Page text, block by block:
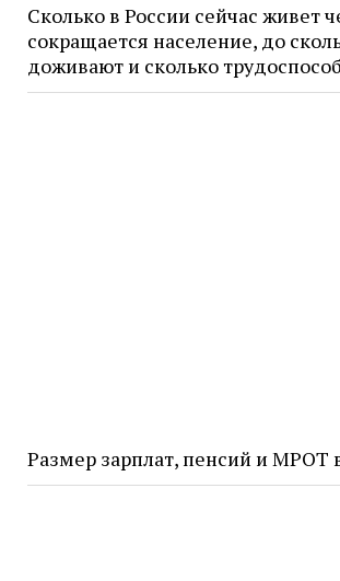
Сколько в России сейчас живет
сокращается население, до
доживают и сколько
Размер зарплат, пенсий и МРОТ